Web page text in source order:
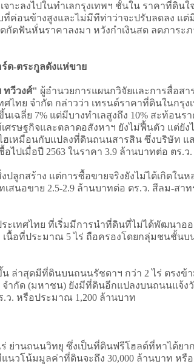
าะลงไปในทำเลกรุงเทพฯ ชั้นใน ราคาที่ดินใ
ที่ค่อนข้างสูงและไม่มีทีท่าว่าจะปรับลดลง แต่
กัดฟันหั่นราคาลงมา หวังกำเงินสด ลดภาระ
ด-ตระกูลดังแห่ขาย
วีวงศ์" ผู้อำนวยการแผนกวิจัยและการสื่อสา
ศไทย จำกัด กล่าวว่า เทรนด์ราคาที่ดินในกรุงเ
นเฉลี่ย 7% แต่มีบางทำเลสูงถึง 10% สะท้อนร
ศรษฐกิจและตลาดอสังหาฯ ยังไม่ฟื้นตัว แต่ยัง
ฮเหมือนกับแปลงที่ดินถนนสารสิน ซึ่งบริษัท แ
ไปเมื่อปี 2563 ในราคา 3.9 ล้านบาทต่อ ตร.ว.
กสร้าง แต่การซื้อขายจริงยังไม่ได้เกิดในห
นอขาย 2.5-2.9 ล้านบาทต่อ ตร.ว. สีลม-สาท
เทศไทย ที่เริ่มมีการนำที่ดินที่ไม่ได้พัฒนาออ
เนื้อที่ประมาณ 5 ไร่ ถือครองโดยกลุ่มชนชั้นบ
ล่าสุดมีที่ดินบนถนนรัชดาฯ กว่า 2 ไร่ ตรงข้
จำกัด (มหาชน) ยังมีที่ดินอีกแปลงบนถนนแจ้ง
ว. หรือประมาณ 1,200 ล้านบาท
ย่านถนนวิทยุ ซึ่งเป็นที่ดินฟรีโฮลด์ที่หาได้ยา
โน้มมูลค่าที่ดินจะถึง 30,000 ล้านบาท หรือ